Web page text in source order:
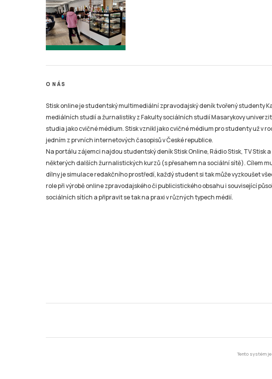
O NÁS
Stisk online je studentský multimediální zpravodajský deník tvořený studenty
mediálních studií a žurnalistiky z Fakulty sociálních studií Masarykovy
studia jako cvičné médium. Stisk vznikl jako cvičné médium pro studenty už v
jedním z prvních internetových časopisů v České republice.
Na portálu zájemci najdou studentský deník Stisk Online, Rádio Stisk, TV Stisk
některých dalších žurnalistických kurzů (s přesahem na sociální sítě). Cílem
dílny je simulace redakčního prostředí, každý student si tak může vyzkoušet
role při výrobě online zpravodajského či publicistického obsahu i související
sociálních sítích a připravit se tak na praxi v různých typech médií.
Tento systém